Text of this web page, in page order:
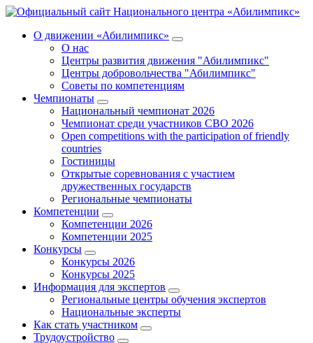
О движении «Абилимпикс»
О нас
Центры развития движения "Абилимпикс"
Центры добровольчества "Абилимпикс"
Советы по компетенциям
Чемпионаты
Национальный чемпионат 2026
Чемпионат среди участников СВО 2026
Open competitions with the participation of friendly
countries
Гостиницы
Открытые соревнования с участием
дружественных государств
Региональные чемпионаты
Компетенции
Компетенции 2026
Компетенции 2025
Конкурсы
Конкурсы 2026
Конкурсы 2025
Информация для экспертов
Региональные центры обучения экспертов
Национальные эксперты
Как стать участником
Трудоустройство